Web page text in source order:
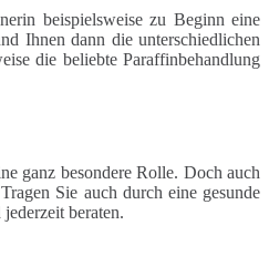
beispielsweise zu Beginn eine
Ihnen dann die unterschiedlichen
die beliebte Paraffinbehandlung
ganz besondere Rolle. Doch auch
Sie auch durch eine gesunde
beraten.